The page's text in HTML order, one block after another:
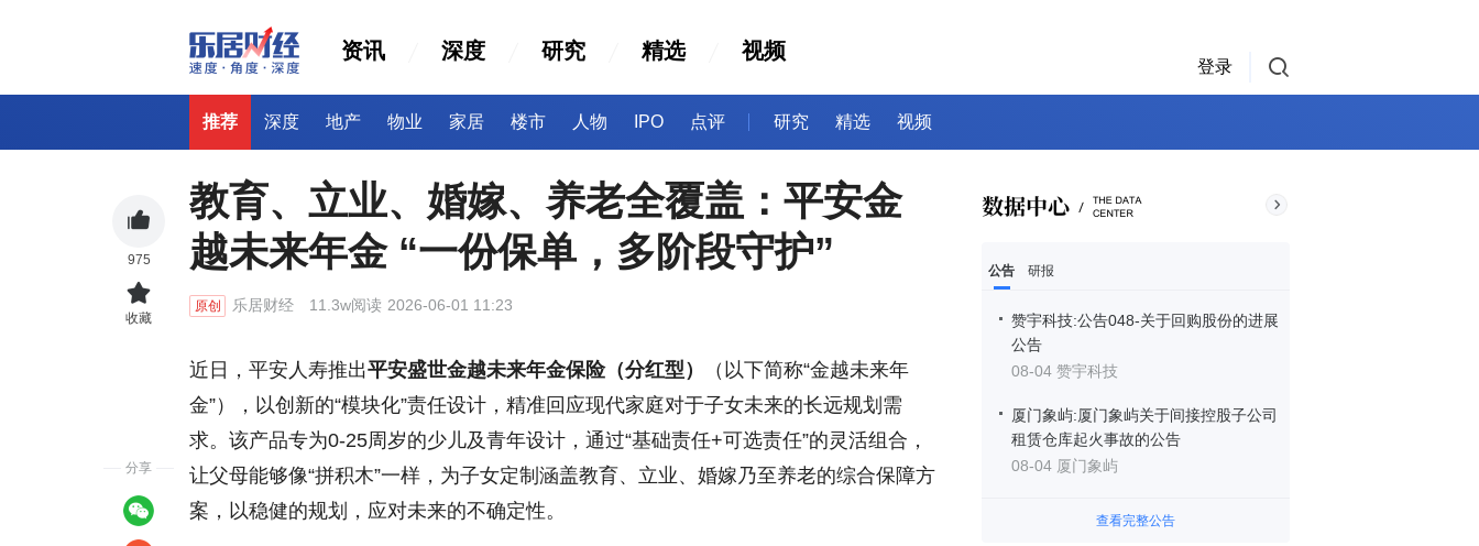
资讯 深度 研究 精选 视频
登录
推荐 深度 地产 物业 家居 楼市 人物 IPO 点评 研究 精选 视频
公告 研报
赞宇科技:公告048-关于回购股份的进展
公告
08-04 赞宇科技
厦门象屿:厦门象屿关于间接控股子公司
租赁仓库起火事故的公告
08-04 厦门象屿
查看完整公告
教育、立业、婚嫁、养老全覆盖：平安金
越未来年金 “一份保单，多阶段守护”
原创 乐居财经 11.3w阅读 2026-06-01 11:23
近日，平安人寿推出平安盛世金越未来年金保险（分红型）
（以下简称“金越未来年
金”），以创新的“模块化”责任设计，精准回应现代家庭对于子女未来的长远规划需
求。该产品专为0-25周岁的少儿及青年设计，通过“基础责任+可选责任”的灵活组合，
让父母能够像“拼积木”一样，为子女定制涵盖教育、立业、婚嫁乃至养老的综合保障方
案，以稳健的规划，应对未来的不确定性。
975
收藏
分享